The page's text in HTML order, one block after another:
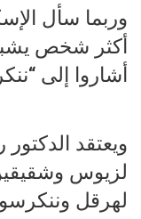
وربما سأل
أكثر شخص
أشاروا إلى
ويعتقد
لزيوس
لهرقل وننكرسو